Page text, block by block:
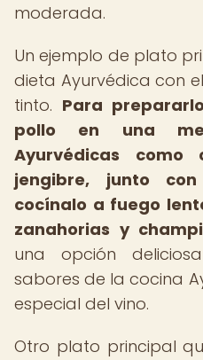
moderada.
Un ejemplo de plato
dieta Ayurvédica con
tinto. Para
pollo en una
Ayurvédicas como
jengibre, junto
cocínalo a fuego
zanahorias y
una opción
sabores de la cocina
especial del vino.
Otro plato principal